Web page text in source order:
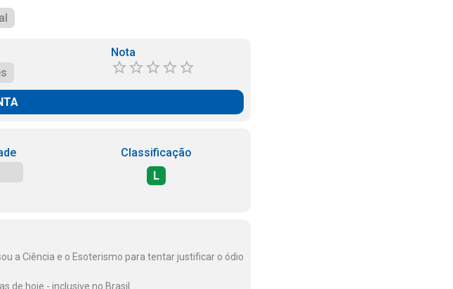
Nota
Classificação
L
a Ciência e o Esoterismo para tentar justificar o ódio
de hoje - inclusive no Brasil.